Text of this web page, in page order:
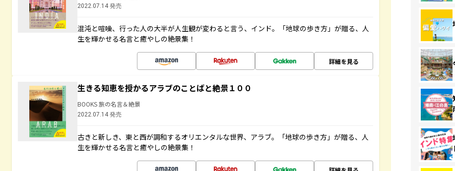
2022.07.14 発売
混沌と喧噪、行った人の大半が人生観が変わると言う、インド。「地球の歩き方」が贈る、人
生を輝かせる名言と癒やしの絶景集！
詳細を見る
生きる知恵を授かるアラブのことばと絶景１００
BOOKS 旅の名言＆絶景
2022.07.14 発売
古きと新しき、東と西が調和するオリエンタルな世界、アラブ。「地球の歩き方」が贈る、人
生を輝かせる名言と癒やしの絶景集！